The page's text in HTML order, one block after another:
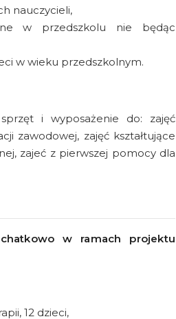
nauczycieli,
w przedszkolu nie będąc
w wieku przedszkolnym.
i wyposażenie do: zajęć
zawodowej, zajęć kształtujące
zajeć z pierwszej pomocy dla
w ramach projektu
12 dzieci,